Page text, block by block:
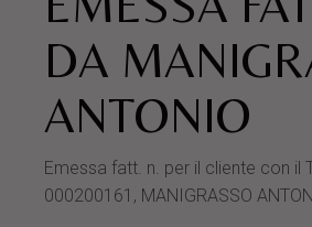
DA
ANTONIO
Emessa fatt. n. per il cliente con il
000200161, MANIGRASSO